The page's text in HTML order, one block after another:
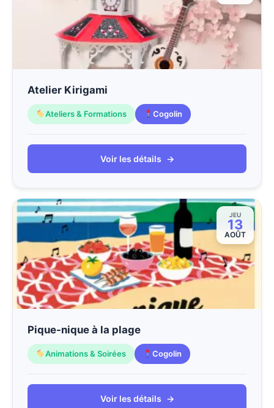
Atelier Kirigami
Ateliers & Formations Cogolin
Voir les détails →
JEU
13
AOÛT
Pique-nique à la plage
Animations & Soirées Cogolin
Voir les détails →